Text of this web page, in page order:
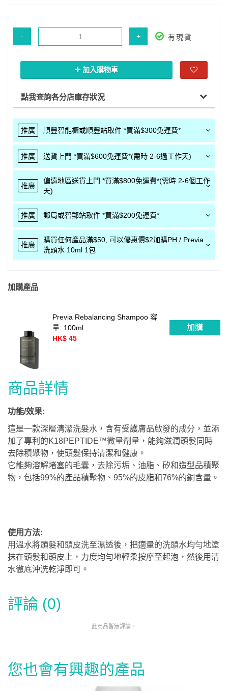
- + 有現貨
加入購物車
點我查詢各分店庫存狀況
推廣 順豐智能櫃或順豐站取件 *買滿$300免運費*
推廣 送貨上門 *買滿$600免運費*(需時 2-6過工作天)
推廣
偏遠地區送貨上門 *買滿$800免運費*(需時 2-6個工作
天)
推廣 郵局或智郵站取件 *買滿$200免運費*
推廣
購買任何產品滿$50, 可以優惠價$2加購PH / Previa
洗頭水 10ml 1包
加購產品
Previa Rebalancing Shampoo 容
量: 100ml
HK$ 45
加購
商品詳情
功能/效果:
這是一款深層清潔洗髮水，含有受護膚品啟發的成分，並添
加了專利的K18PEPTIDE™微量劑量，能夠滋潤頭髮同時
去除積聚物，使頭髮保持清潔和健康。
它能夠溶解堵塞的毛囊，去除污垢、油脂、矽和造型品積聚
物，包括99%的產品積聚物、95%的皮脂和76%的銅含量。
使用方法:
用溫水將頭髮和頭皮洗至濕透後，把適量的洗頭水均勻地塗
抹在頭髮和頭皮上，力度均勻地輕柔按摩至起泡，然後用清
水徹底沖洗乾淨即可。
評論 (0)
此商品暫無評論。
您也會有興趣的產品